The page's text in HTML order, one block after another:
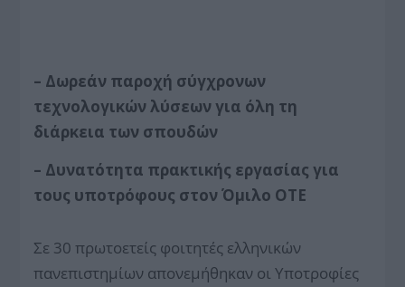
– Δωρεάν παροχή σύγχρονων
τεχνολογικών λύσεων για όλη τη
διάρκεια των σπουδών
– Δυνατότητα πρακτικής εργασίας για
τους υποτρόφους στον Όμιλο ΟΤΕ
Σε 30 πρωτοετείς φοιτητές ελληνικών
πανεπιστημίων απονεμήθηκαν οι Υποτροφίες